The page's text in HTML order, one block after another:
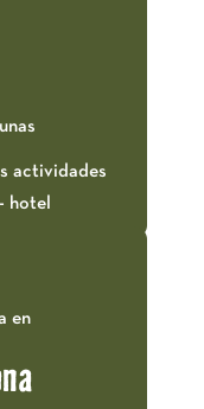
actividades
hotel
en